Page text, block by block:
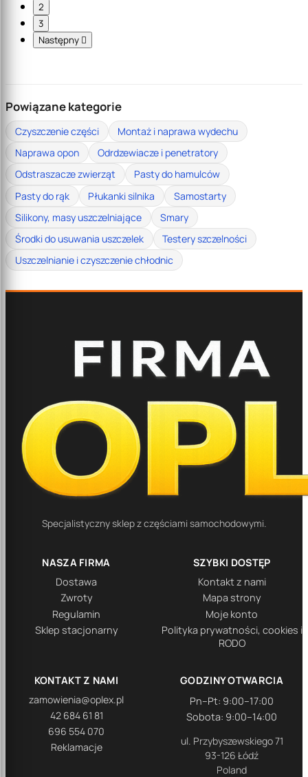
2
3
Następny 
Powiązane kategorie
Czyszczenie części
Montaż i naprawa wydechu
Naprawa opon
Odrdzewiacze i penetratory
Odstraszacze zwierząt
Pasty do hamulców
Pasty do rąk
Płukanki silnika
Samostarty
Silikony, masy uszczelniające
Smary
Środki do usuwania uszczelek
Testery szczelności
Uszczelnianie i czyszczenie chłodnic
Specjalistyczny sklep z częściami samochodowymi.
NASZA FIRMA
Dostawa
Zwroty
Regulamin
Sklep stacjonarny
SZYBKI DOSTĘP
Kontakt z nami
Mapa strony
Moje konto
Polityka prywatności, cookies i
RODO
KONTAKT Z NAMI
zamowienia@oplex.pl
42 684 61 81
696 554 070
Reklamacje
GODZINY OTWARCIA
Pn–Pt: 9:00–17:00
Sobota: 9:00–14:00
ul. Przybyszewskiego 71
93-126 Łódź
Poland